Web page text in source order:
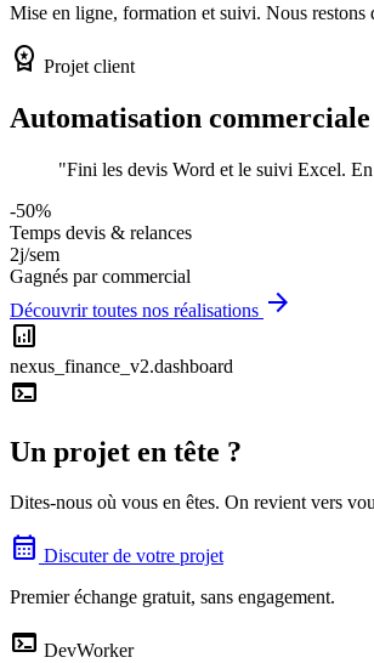
Mise en ligne, formation et suivi. Nous restons
workspace_premium Projet client
Automatisation commerciale
"Fini les devis Word et le suivi Excel.
-50%
Temps devis & relances
2j/sem
Gagnés par commercial
Découvrir toutes nos réalisations arrow_forward
analytics
nexus_finance_v2.dashboard
terminal
Un projet en tête ?
Dites-nous où vous en êtes. On revient vers
calendar_month Discuter de votre projet
Premier échange gratuit, sans engagement.
terminal DevWorker